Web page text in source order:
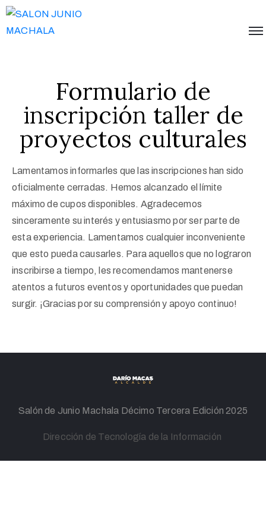
Formulario de
inscripción taller de
proyectos culturales
Lamentamos informarles que las inscripciones han sido
oficialmente cerradas. Hemos alcanzado el límite
máximo de cupos disponibles. Agradecemos
sinceramente su interés y entusiasmo por ser parte de
esta experiencia. Lamentamos cualquier inconveniente
que esto pueda causarles. Para aquellos que no lograron
inscribirse a tiempo, les recomendamos mantenerse
atentos a futuros eventos y oportunidades que puedan
surgir. ¡Gracias por su comprensión y apoyo continuo!
Salón de Junio Machala Décimo Tercera Edición 2025
Dirección de Tecnología de la Información